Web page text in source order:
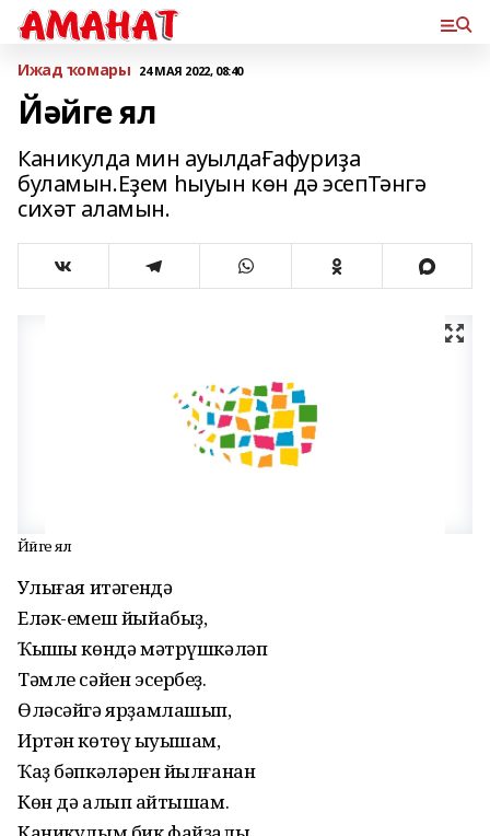
Ижад ҡомары 24 МАЯ 2022, 08:40
Йәйге ял
Каникулда мин ауылдаҒафуриҙа
буламын.Еҙем һыуын көн дә эсепТәнгә
сихәт аламын.
Йәйге ял
Уҡлығая итәгендә
Еләк-емеш йыйабыҙ,
Ҡышҡы көндә мәтрүшкәләп
Тәмле сәйен эсербеҙ.
Өләсәйгә ярҙамлашып,
Иртән көтөү ҡыуышам,
Ҡаҙ бәпкәләрен йылғанан
Көн дә алып ҡайтышам.